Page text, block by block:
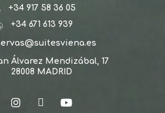
+34 917 58 36 05
+34 671 613 939
Álvarez Mendizábal, 17
28008 MADRID